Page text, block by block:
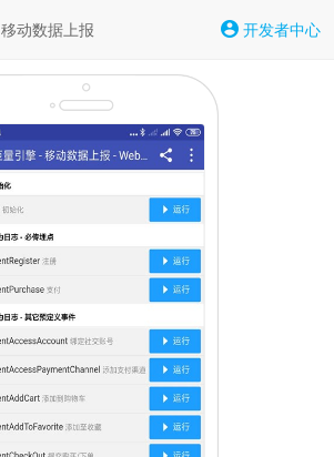
移动数据上报 开发者中心